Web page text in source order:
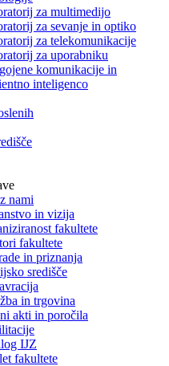
za multimedijo
za sevanje in optiko
za telekomunikacije
za uporabniku
komunikacije in
inteligenco
nami
in vizija
fakultete
fakultete
in priznanja
središče
in trgovina
akti in poročila
IJZ
fakultete